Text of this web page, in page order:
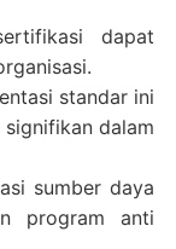
dapat
standar ini
dalam
sumber daya
program anti